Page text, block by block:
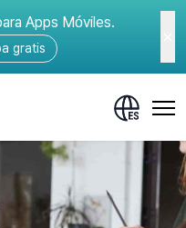
Apps Móviles.
gratis